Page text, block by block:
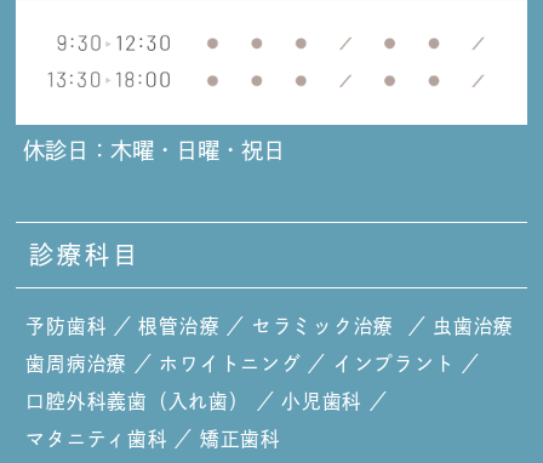
休診日：木曜・日曜・祝日
診療科目
予防歯科 ／ 根管治療 ／ セラミック治療 ／
虫歯治療
歯周病治療
／ ホワイトニング ／ インプラント
／
口腔外科義歯（入れ歯） ／ 小児歯科
／
マタニティ歯科 ／ 矯正歯科